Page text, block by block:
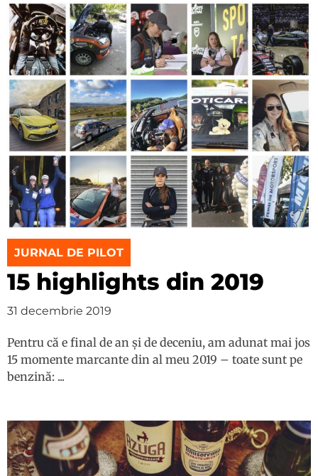
JURNAL DE PILOT
15 highlights din 2019
31 decembrie 2019
Pentru că e final de an și de deceniu, am adunat mai jos
15 momente marcante din al meu 2019 – toate sunt pe
benzină: ...